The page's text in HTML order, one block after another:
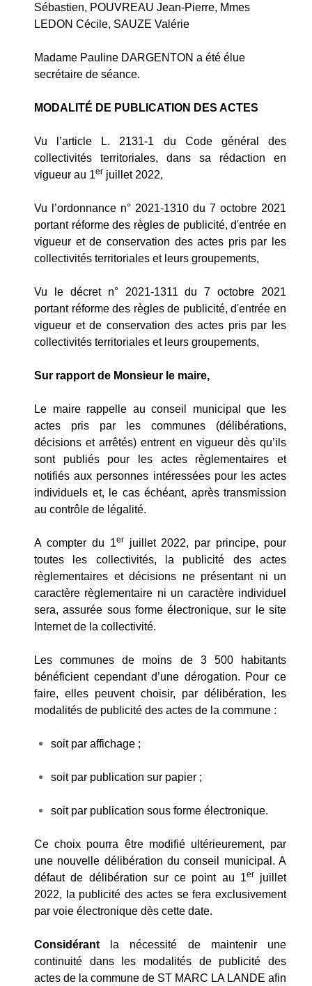
Sébastien, POUVREAU Jean-Pierre, Mmes
LEDON Cécile, SAUZE Valérie
Madame Pauline DARGENTON a été élue
secrétaire de séance.
MODALITÉ DE PUBLICATION DES ACTES
Vu l’article L. 2131-1 du Code général des
collectivités territoriales, dans sa rédaction en
vigueur au 1er juillet 2022,
Vu l’ordonnance n° 2021-1310 du 7 octobre 2021
portant réforme des règles de publicité, d'entrée en
vigueur et de conservation des actes pris par les
collectivités territoriales et leurs groupements,
Vu le décret n° 2021-1311 du 7 octobre 2021
portant réforme des règles de publicité, d'entrée en
vigueur et de conservation des actes pris par les
collectivités territoriales et leurs groupements,
Sur rapport de Monsieur le maire,
Le maire rappelle au conseil municipal que les
actes pris par les communes (délibérations,
décisions et arrêtés) entrent en vigueur dès qu’ils
sont publiés pour les actes règlementaires et
notifiés aux personnes intéressées pour les actes
individuels et, le cas échéant, après transmission
au contrôle de légalité.
A compter du 1er
juillet 2022, par principe, pour
toutes les collectivités, la publicité des actes
règlementaires et décisions ne présentant ni un
caractère règlementaire ni un caractère individuel
sera, assurée sous forme électronique, sur le site
Internet de la collectivité.
Les communes de moins de 3 500 habitants
bénéficient cependant d’une dérogation. Pour ce
faire, elles peuvent choisir, par délibération, les
modalités de publicité des actes de la commune :
soit par affichage ;
soit par publication sur papier ;
soit par publication sous forme électronique.
Ce choix pourra être modifié ultérieurement, par
une nouvelle délibération du conseil municipal. A
défaut de délibération sur ce point au 1er
juillet
2022, la publicité des actes se fera exclusivement
par voie électronique dès cette date.
Considérant
la nécessité de maintenir une
continuité dans les modalités de publicité des
actes de la commune de ST MARC LA LANDE afin